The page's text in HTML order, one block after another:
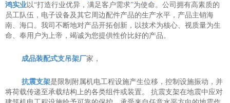
鸿实业以“打造行业优异，满足客户需求”为使命。公司拥有高素质的
员工队伍，电子设备及其它周边配件产品的生产水平，产品主销海
南、海口。我司不断地对产品开拓创新，以技术为核心、视质量为生
命、奉用户为上帝，竭诚为您提供性价比好的产品。
成品装配式支吊架厂家，
抗震支架是限制附属机电工程设施产生位移，控制设施振动，并
将荷载传递至承载结构上的各类组件或装置。 抗震支架在地震中应对